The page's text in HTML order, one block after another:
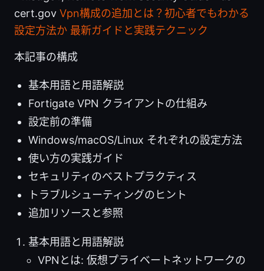
cert.gov Vpn構成の追加とは？初心者でもわかる
設定方法か 最新ガイドと実践テクニック
本記事の構成
基本用語と用語解説
Fortigate VPN クライアントの仕組み
設定前の準備
Windows/macOS/Linux それぞれの設定方法
使い方の実践ガイド
セキュリティのベストプラクティス
トラブルシューティングのヒント
追加リソースと参照
基本用語と用語解説
VPNとは: 仮想プライベートネットワークの